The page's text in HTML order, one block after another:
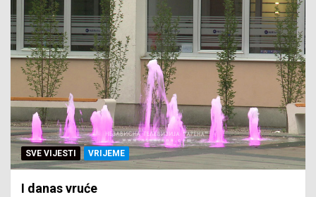
SVE VIJESTI VRIJEME
I danas vruće